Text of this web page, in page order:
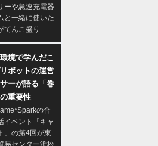
ーや急速充電器
と一緒に使いた
てんこ盛り
境で学んだこ
ボットの運営
ーが語る「巻
重要性
の合
イベント「キャ
」の第4回が東
易センター浜松